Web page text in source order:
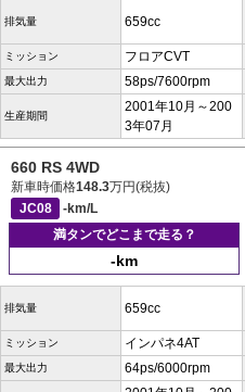
排気量 659cc
ミッション フロアCVT
最大出力 58ps/7600rpm
生産期間
2001年10月～200
3年07月
660 RS 4WD
新車時価格148.3万円(税抜)
JC08
-km/L
満タンでどこまで走る？
-km
排気量 659cc
ミッション インパネ4AT
最大出力 64ps/6000rpm